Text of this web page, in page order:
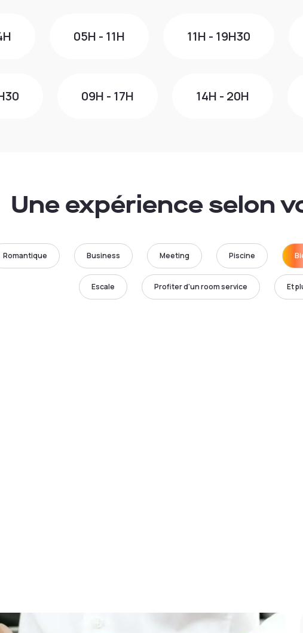
05H - 11H 11H - 19H30
09H - 17H 14H - 20H
Une expérience selon
Romantique Business Meeting Piscine
Escale Profiter d'un room service Et